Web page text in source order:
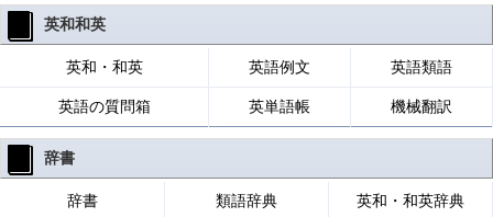
英和和英
英和・和英 英語例文 英語類語
英語の質問箱 英単語帳 機械翻訳
辞書
辞書 類語辞典 英和・和英辞典